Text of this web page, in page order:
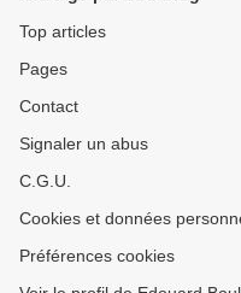
Top articles
Pages
Contact
Signaler un abus
C.G.U.
Cookies et données
Préférences cookies